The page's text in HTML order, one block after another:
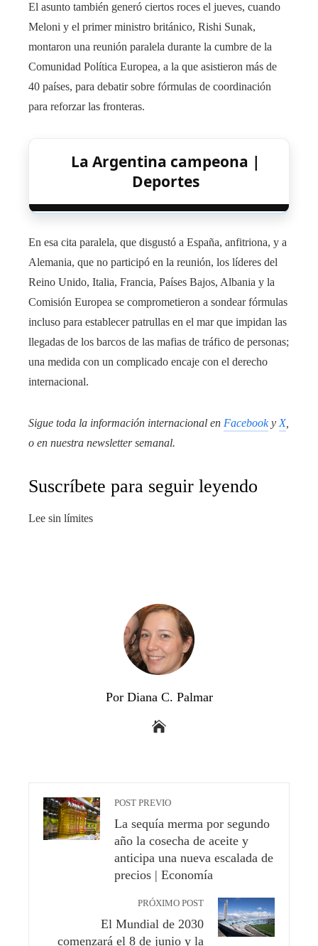
El asunto también generó ciertos roces el jueves, cuando
Meloni y el primer ministro británico, Rishi Sunak,
montaron una reunión paralela durante la cumbre de la
Comunidad Política Europea, a la que asistieron más de
40 países, para debatir sobre fórmulas de coordinación
para reforzar las fronteras.
La Argentina campeona |
Deportes
En esa cita paralela, que disgustó a España, anfitriona, y a
Alemania, que no participó en la reunión, los líderes del
Reino Unido, Italia, Francia, Países Bajos, Albania y la
Comisión Europea se comprometieron a sondear fórmulas
incluso para establecer patrullas en el mar que impidan las
llegadas de los barcos de las mafias de tráfico de personas;
una medida con un complicado encaje con el derecho
internacional.
Sigue toda la información internacional en FacebookyX,
o en nuestra newsletter semanal.
Suscríbete para seguir leyendo
Lee sin límites
Por Diana C. Palmar
POST PREVIO
La sequía merma por segundo
año la cosecha de aceite y
anticipa una nueva escalada de
precios | Economía
PRÓXIMO POST
El Mundial de 2030
comenzará el 8 de junio y la